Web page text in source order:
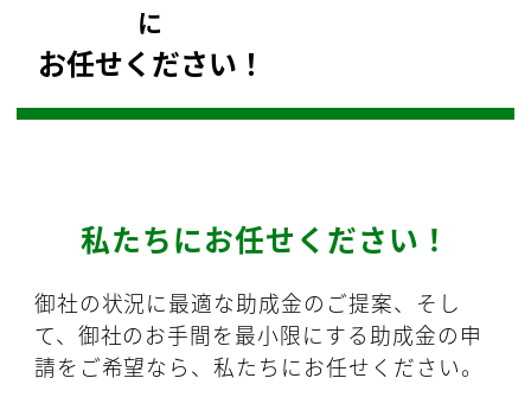
に
お任せください！
私たちにお任せください！
御社の状況に最適な助成金のご提案、そし
て、御社のお手間を最小限にする助成金の申
請をご希望なら、私たちにお任せください。